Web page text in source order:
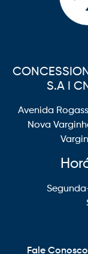
S.A I
Avenida
Nova
Fale Conosco